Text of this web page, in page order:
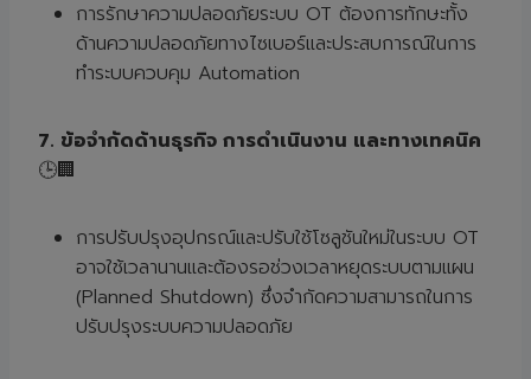
การรักษาความปลอดภัยระบบ OT ต้องการทักษะทั้ง
ด้านความปลอดภัยทางไซเบอร์และประสบการณ์ในการ
ทำระบบควบคุม Automation
7. ข้อจำกัดด้านธุรกิจ การดำเนินงาน และทางเทคนิค
🕒🏢
การปรับปรุงอุปกรณ์และปรับใช้โซลูชันใหม่ในระบบ OT
อาจใช้เวลานานและต้องรอช่วงเวลาหยุดระบบตามแผน
(Planned Shutdown) ซึ่งจำกัดความสามารถในการ
ปรับปรุงระบบความปลอดภัย